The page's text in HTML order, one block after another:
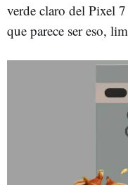
verde claro del Pixel
que parece ser eso,